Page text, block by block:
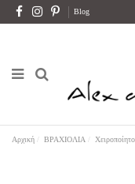
Blog
Αρχική ΒΡΑΧΙΟΛΙΑ